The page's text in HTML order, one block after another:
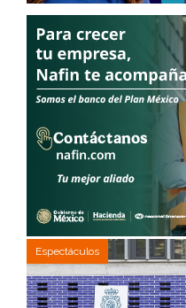
Espectáculos